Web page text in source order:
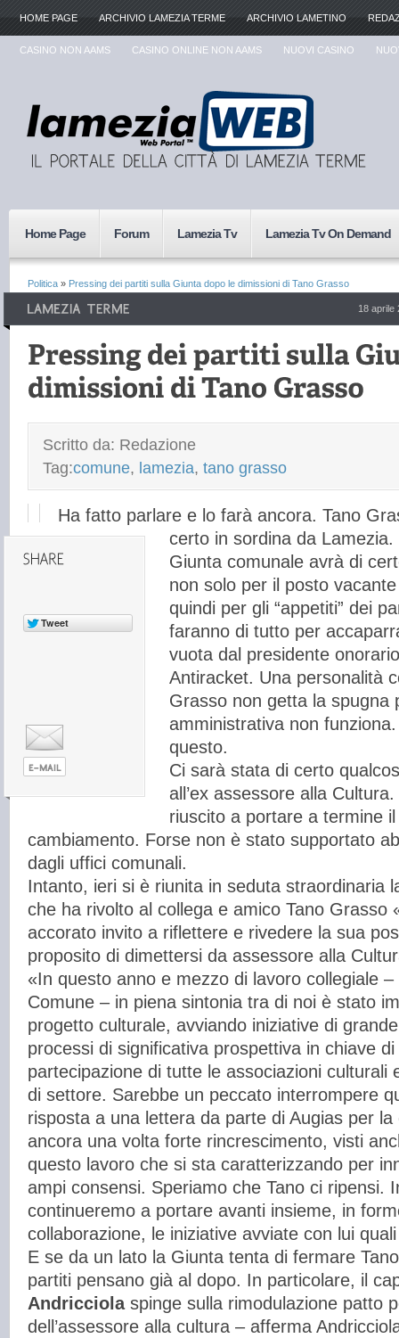
HOME PAGE ARCHIVIO LAMEZIA TERME ARCHIVIO LAMETINO
CASINO NON AAMS CASINO ONLINE NON AAMS NUOVI CASINO
Home Page Forum Lamezia Tv Lamezia Tv On Demand
Politica » Pressing dei partiti sulla Giunta dopo le dimissioni di Tano Grasso
18 aprile
Scritto da: Redazione
Tag:comune, lamezia, tano grasso
Ha fatto parlare e lo farà ancora. Tano
certo in sordina da
Giunta comunale avrà di
non solo per il posto
quindi per gli “appetiti” dei
faranno di tutto per
vuota dal presidente
Antiracket. Una personalità
Grasso non getta la spugna
amministrativa non
questo.
Ci sarà stata di certo
all’ex assessore alla
riuscito a portare a termine
cambiamento. Forse non è stato supportato
dagli uffici comunali.
Intanto, ieri si è riunita in seduta straordinaria
che ha rivolto al collega e amico Tano Grasso
accorato invito a riflettere e rivedere la sua
proposito di dimettersi da assessore alla
«In questo anno e mezzo di lavoro collegiale
Comune – in piena sintonia tra di noi è stato
progetto culturale, avviando iniziative di
processi di significativa prospettiva in chiave
partecipazione di tutte le associazioni culturali
di settore. Sarebbe un peccato interrompere
risposta a una lettera da parte di Augias per
ancora una volta forte rincrescimento, visti
questo lavoro che si sta caratterizzando per
ampi consensi. Speriamo che Tano ci ripensi.
continueremo a portare avanti insieme, in
collaborazione, le iniziative avviate con lui
E se da un lato la Giunta tenta di fermare
partiti pensano già al dopo. In particolare, il
Andricciolaspinge sulla rimodulazione patto
dell’assessore alla cultura – afferma